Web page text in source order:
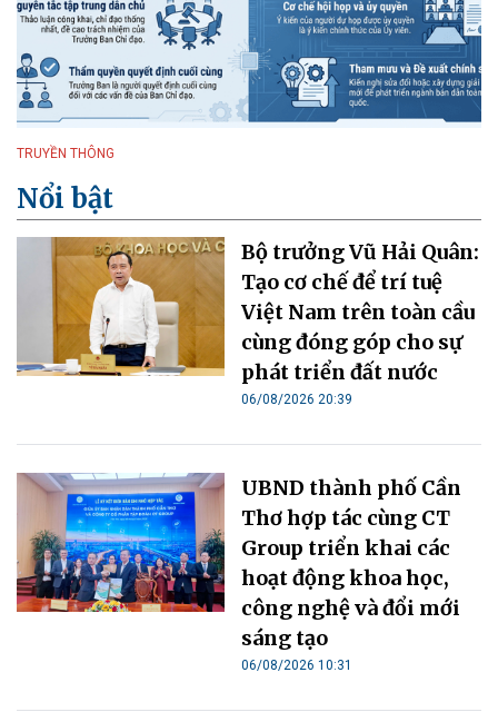
TRUYỀN THÔNG
Nổi bật
Bộ trưởng Vũ Hải Quân:
Tạo cơ chế để trí tuệ
Việt Nam trên toàn cầu
cùng đóng góp cho sự
phát triển đất nước
06/08/2026 20:39
UBND thành phố Cần
Thơ hợp tác cùng CT
Group triển khai các
hoạt động khoa học,
công nghệ và đổi mới
sáng tạo
06/08/2026 10:31